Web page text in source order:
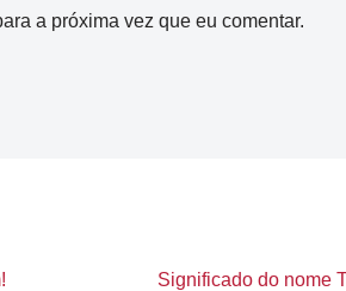
a próxima vez que eu comentar.
Significado do nome